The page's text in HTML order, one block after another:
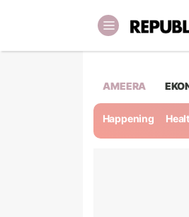
AMEERA
Happening